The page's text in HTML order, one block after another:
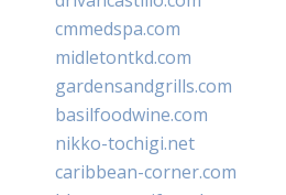
cmmedspa.com
midletontkd.com
gardensandgrills.com
basilfoodwine.com
nikko-tochigi.net
caribbean-corner.com